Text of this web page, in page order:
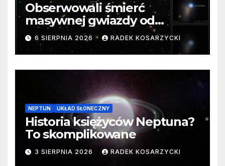
Obserwowali śmierć
masywnej gwiazdy od
samego początku. Niezwykle
cenne dane
6 SIERPNIA 2026 RADEK KOSARZYCKI
NEPTUN UKŁAD SŁONECZNY
Historia księżyców Neptuna?
To skomplikowane
3 SIERPNIA 2026 RADEK KOSARZYCKI